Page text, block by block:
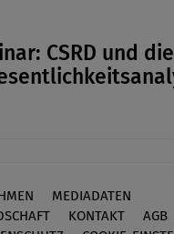
CSRD und die
MEDIADATEN
KONTAKT
AGB